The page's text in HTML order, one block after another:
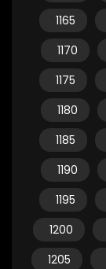
1165
1170
1175
1180
1185
1190
1195
1200
1205